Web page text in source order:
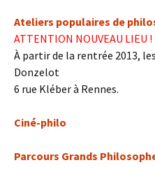
Ateliers populaires de
ATTENTION NOUVEAU LIEU !
À partir de la rentrée 2013,
Donzelot
6 rue Kléber à Rennes.
Ciné-philo
Parcours Grands